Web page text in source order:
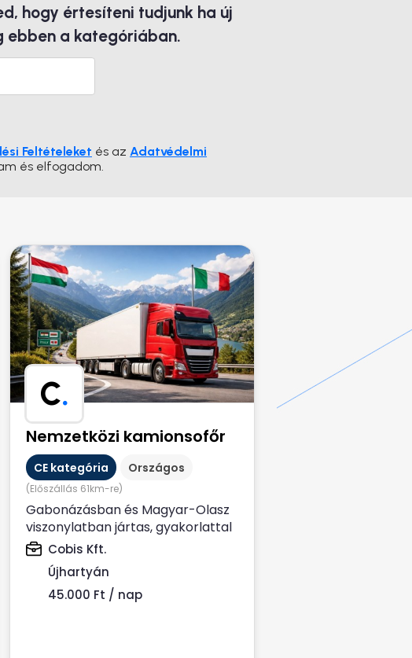
hogy értesíteni tudjunk ha új
ebben a kategóriában.
Feltételeket és az Adatvédelmi
és elfogadom.
C.
Nemzetközi kamionsofőr
CE kategória Országos
(Előszállás 61km-re)
Gabonázásban és Magyar-Olasz
viszonylatban jártas, gyakorlattal
rendelkező Nemzetközi
kamionsofőrt keresünk....
Cobis Kft.
Újhartyán
45.000 Ft / nap